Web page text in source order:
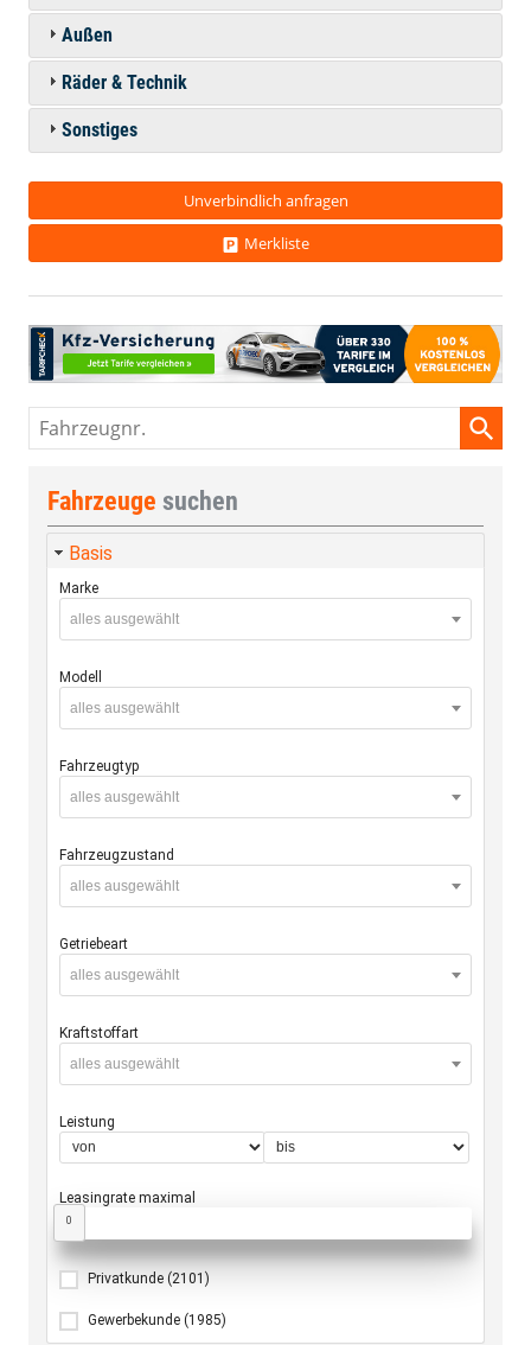
Außen
Räder & Technik
Sonstiges
Unverbindlich anfragen
Merkliste
Fahrzeugnr.
Fahrzeuge suchen
Basis
Marke
alles ausgewählt
Modell
alles ausgewählt
Fahrzeugtyp
alles ausgewählt
Fahrzeugzustand
alles ausgewählt
Getriebeart
alles ausgewählt
Kraftstoffart
alles ausgewählt
Leistung
Leasingrate maximal
0
Privatkunde (2101)
Gewerbekunde (1985)